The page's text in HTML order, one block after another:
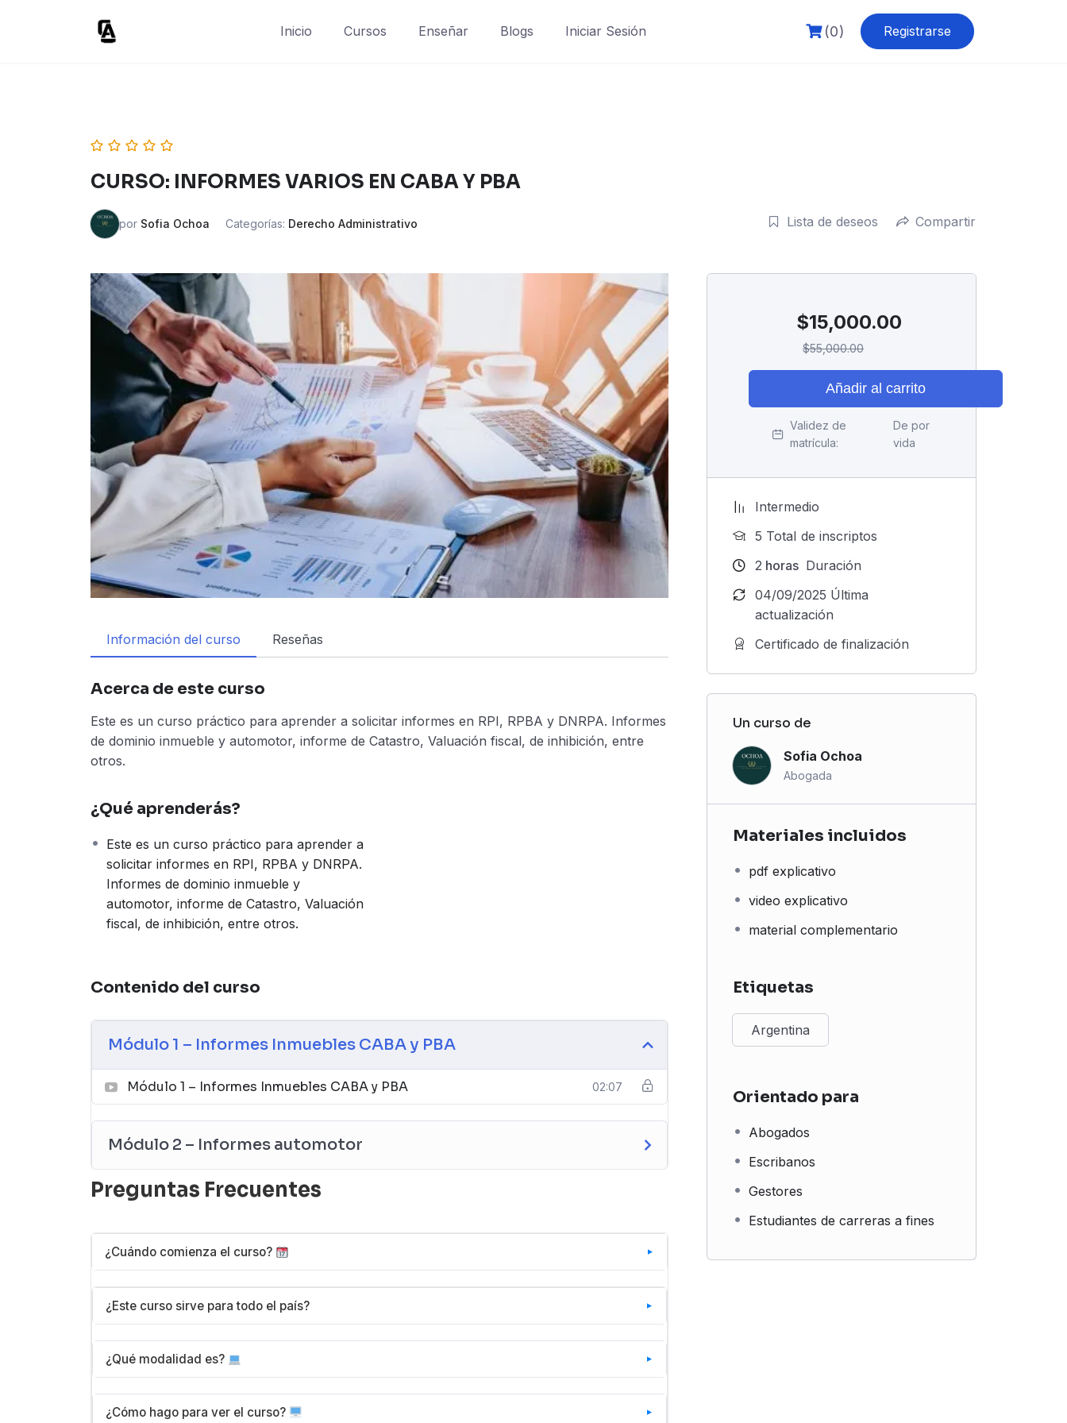
Inicio Cursos Enseñar Blogs Iniciar Sesión (0) Registrarse
CURSO: INFORMES VARIOS EN CABA Y PBA
por Sofia Ochoa Categorías: Derecho Administrativo Lista de deseos Compartir
Información del curso Reseñas
Acerca de este curso
Este es un curso práctico para aprender a solicitar informes en RPI, RPBA y DNRPA. Informes
de dominio inmueble y automotor, informe de Catastro, Valuación fiscal, de inhibición, entre
otros.
¿Qué aprenderás?
Este es un curso práctico para aprender a
solicitar informes en RPI, RPBA y DNRPA.
Informes de dominio inmueble y
automotor, informe de Catastro, Valuación
fiscal, de inhibición, entre otros.
Contenido del curso
Módulo 1 – Informes Inmuebles CABA y PBA
Módulo 1 – Informes Inmuebles CABA y PBA 02:07
Módulo 2 – Informes automotor
Preguntas Frecuentes
¿Cuándo comienza el curso?
Puedes comenzar inmediatamente después de realizar tu compra. No hay fechas fijas de
inicio. El acceso se activa en tu cuenta al confirmar el pago, así que puedes empezar
¿Este curso sirve para todo el país?
la información adicional si tu curso esta disponible para tu país correspondiente.
¿Qué modalidad es?
¿Cómo hago para ver el curso?
$15,000.00
$55,000.00
Añadir al carrito
Validez de
matrícula:
De por
vida
Intermedio
5 TotaI de inscriptos
2 horas Duración
04/09/2025 Última
actualización
Certificado de finalización
Un curso de
Sofia Ochoa
Abogada
Materiales incluidos
pdf explicativo
video explicativo
material complementario
Etiquetas
Argentina
Orientado para
Abogados
Escribanos
Gestores
Estudiantes de carreras a fines